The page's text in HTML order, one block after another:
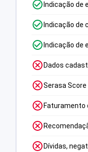
Indicação de
Indicação de
Indicação de
Dados
Serasa
Faturamento
Dívidas,